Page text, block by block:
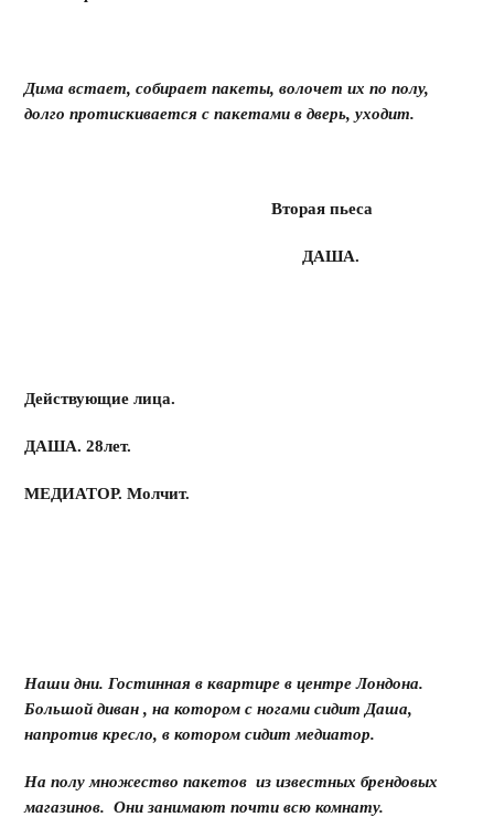
Дима встает, собирает пакеты, волочет их по полу,
долго протискивается с пакетами в дверь, уходит.
Вторая пьеса
ДАША.
Действующие лица.
ДАША. 28лет.
МЕДИАТОР. Молчит.
Наши дни. Гостинная в квартире в центре Лондона.
Большой диван , на котором с ногами сидит Даша,
напротив кресло, в котором сидит медиатор.
На полу множество пакетов из известных брендовых
магазинов. Они занимают почти всю комнату.